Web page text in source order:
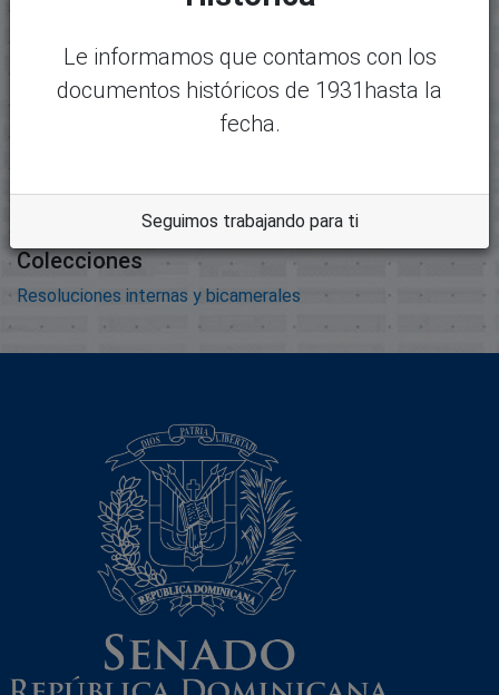
639.22 KB
Formato:
Adobe Portable Document
Colecciones
Resoluciones internas y bicamerales
Le informamos que contamos con los
documentos históricos de 1931hasta la
fecha.
Seguimos trabajando para ti